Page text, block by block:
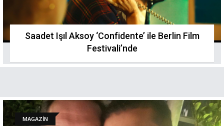
Saadet Işıl Aksoy ‘Confidente’ ile Berlin Film
Festivali’nde
MAGAZİN